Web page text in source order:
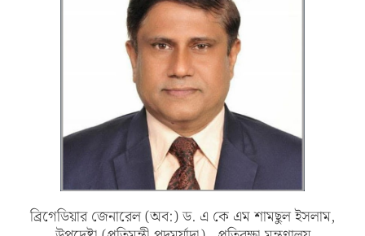
ব্রিগেডিয়ার জেনারেল (অব:) ড. এ কে এম শামছুল ইসলাম,